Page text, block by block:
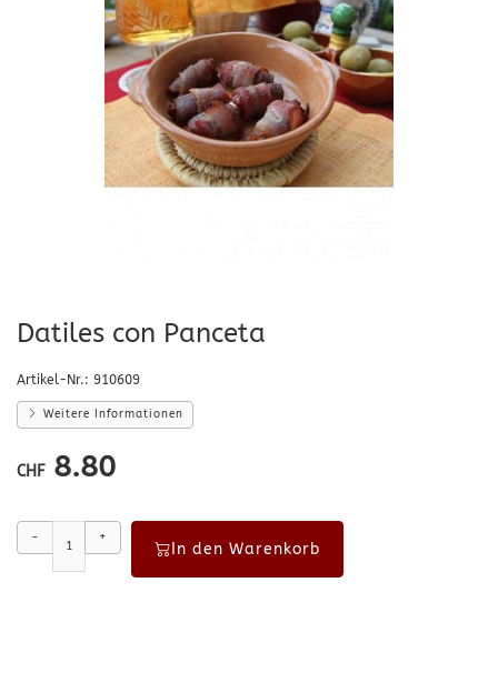
Datiles con Panceta
Artikel-Nr.: 910609
Weitere Informationen
CHF 8.80
- +
In den Warenkorb